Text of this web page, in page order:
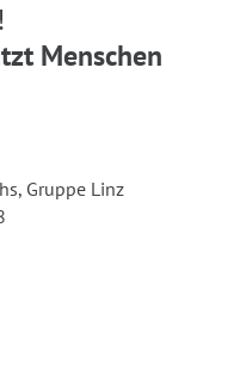
Menschen
Gruppe Linz